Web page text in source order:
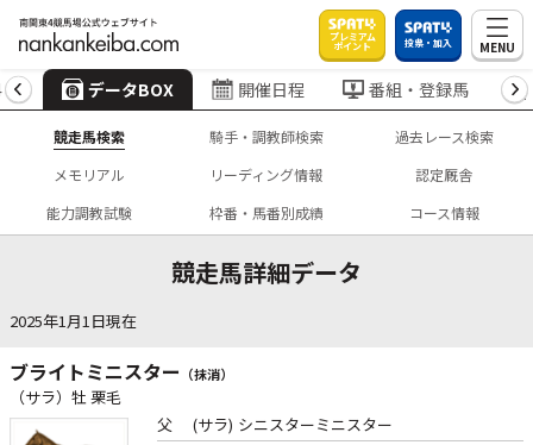
プレミアム
ポイント 投票・加入 MENU
データBOX 開催日程 番組・登録馬
競走馬検索 騎手・調教師検索
過去レース検索
メモリアル
リーディング情報
認定厩舎
能力調教試験
枠番・馬番別成績 コース情報
競走馬詳細データ
2025年1月1日現在
ブライトミニスター （抹消）
（サラ）牡 栗毛
父 (サラ) シニスターミニスター